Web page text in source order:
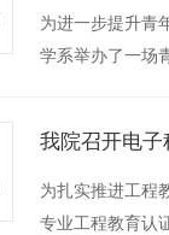
为进一步提升青
学系举办了一场
我院召开电
为扎实推进工程
专业工程教育认